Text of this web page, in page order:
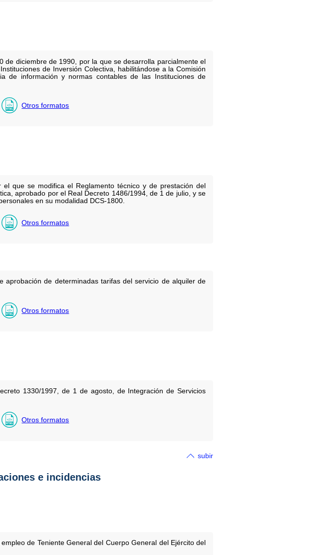
diciembre de 1990, por la que se desarrolla parcialmente el
de Inversión Colectiva, habilitándose a la Comisión
de información y normas contables de las Instituciones de
Otros formatos
que se modifica el Reglamento técnico y de prestación del
aprobado por el Real Decreto 1486/1994, de 1 de julio, y se
en su modalidad DCS-1800.
Otros formatos
de determinadas tarifas del servicio de alquiler de
Otros formatos
1330/1997, de 1 de agosto, de Integración de Servicios
Otros formatos
subir
e incidencias
de Teniente General del Cuerpo General del Ejército del